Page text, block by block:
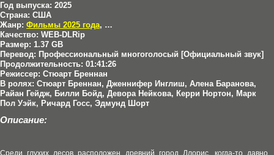
Год выпуска: 2025
Страна: США
Жанр: Фильмы 2025 года, Боевики
Качество: WEB-DLRip
Размер: 1.37 GB
Перевод: Профессиональный многоголосый [Официальный звук]
Продолжительность: 01:41:26
Режиссер: Стюарт Бреннан
В ролях: Стюарт Бреннан, Дженнифер Инглиш, Алена Баранова,
Райан Гейдж, Билли Бойд, Девора Нейкова, Керри Нортон, Марк
Пол Уэйк, Ричард Госс, Эдмунд Шорт
Описание:
Среди глухих лесов расположен древний город Ллорис, когда-то давно